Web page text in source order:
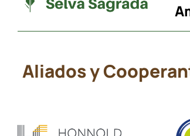
Aliados y